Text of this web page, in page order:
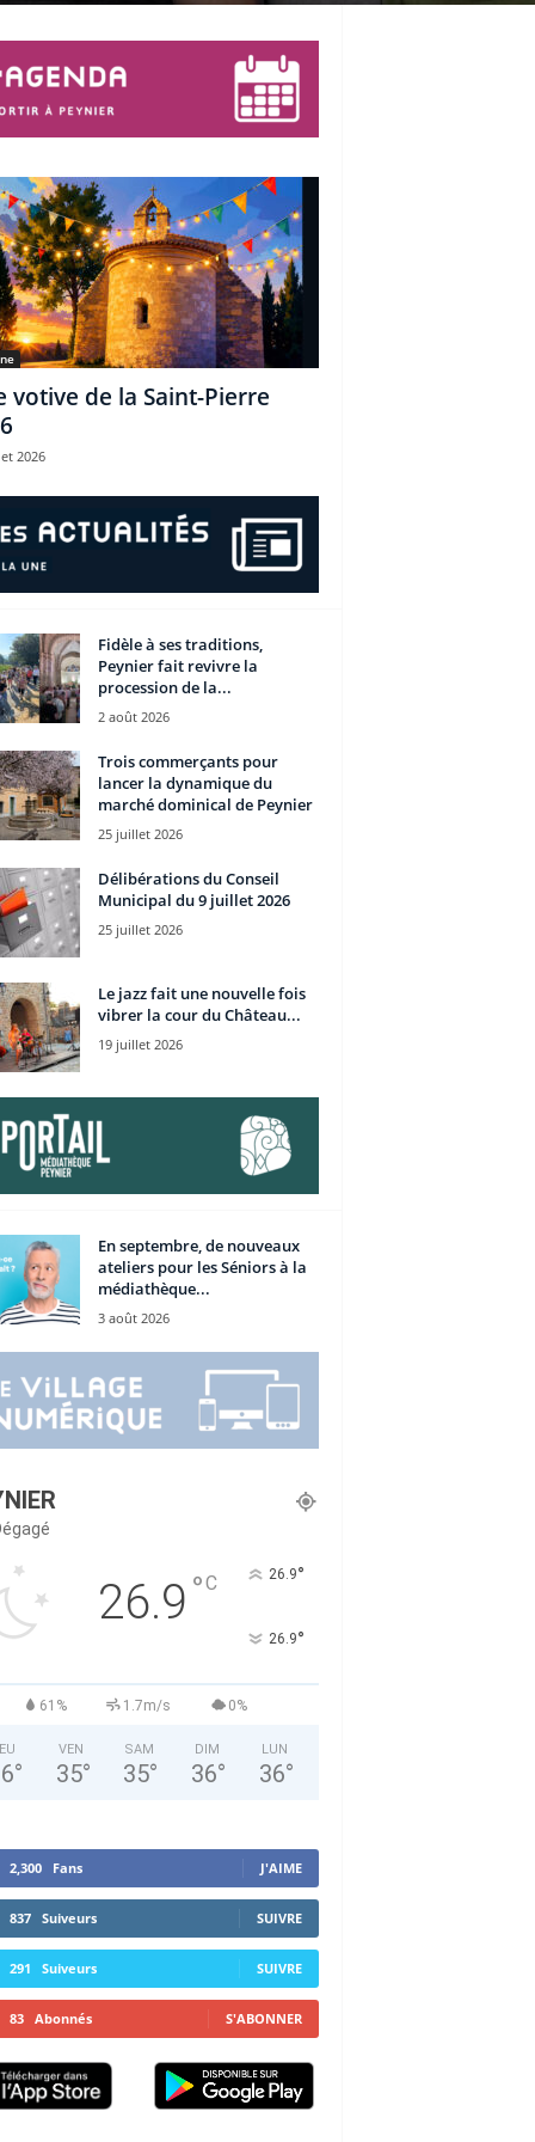
votive de la Saint-Pierre
2026
Fidèle à ses traditions,
Peynier fait revivre la
procession de la...
2 août 2026
Trois commerçants pour
lancer la dynamique du
marché dominical de Peynier
25 juillet 2026
Délibérations du Conseil
Municipal du 9 juillet 2026
25 juillet 2026
Le jazz fait une nouvelle fois
vibrer la cour du Château...
19 juillet 2026
En septembre, de nouveaux
ateliers pour les Séniors à la
médiathèque...
3 août 2026
26.9 °C 26.9°
26.9°
61% 1.7m/s 0%
°
VEN
35°
SAM
35°
DIM
36°
LUN
36°
2,300 Fans J'AIME
837 Suiveurs SUIVRE
291 Suiveurs SUIVRE
83 Abonnés S'ABONNER